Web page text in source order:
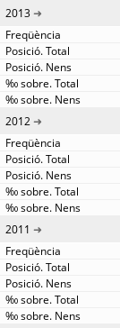
2013
2012
2011